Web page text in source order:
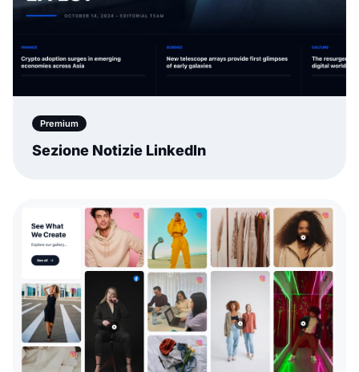
Premium
Sezione Notizie LinkedIn